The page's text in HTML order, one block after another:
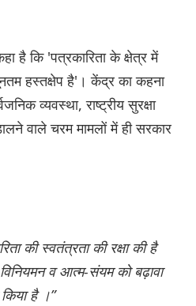
है कि 'पत्रकारिता के क्षेत्र में
हस्तक्षेप है'। केंद्र का कहना
व्यवस्था, राष्ट्रीय सुरक्षा
वाले चरम मामलों में ही सरकार
की स्वतंत्रता की रक्षा की है
व आत्म-संयम को बढ़ावा
किया है ।”